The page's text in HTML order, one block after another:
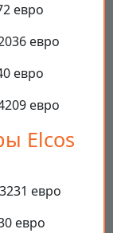
евро
евро
евро
евро
Elcos
евро
евро